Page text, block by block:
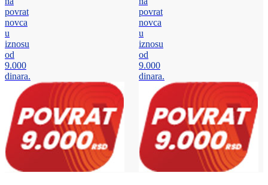
povrat
novca
u
iznosu
od
9.000
dinara.
povrat
novca
u
iznosu
od
9.000
dinara.